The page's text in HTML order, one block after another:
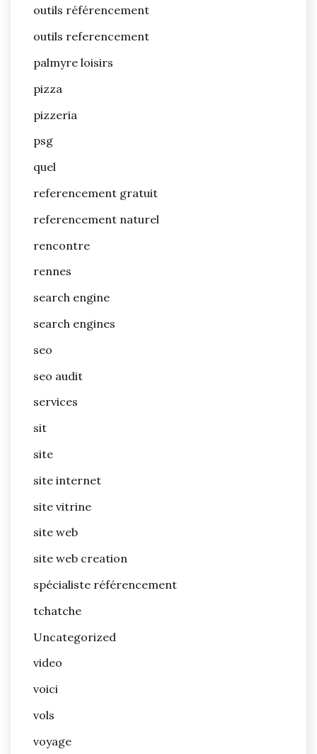
outils référencement
outils referencement
palmyre loisirs
pizza
pizzeria
psg
quel
referencement gratuit
referencement naturel
rencontre
rennes
search engine
search engines
seo
seo audit
services
sit
site
site internet
site vitrine
site web
site web creation
spécialiste référencement
tchatche
Uncategorized
video
voici
vols
voyage